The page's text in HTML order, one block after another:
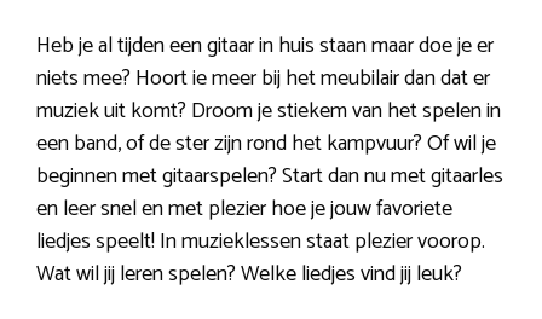
Heb je al tijden een gitaar in huis staan maar doe je er
niets mee? Hoort ie meer bij het meubilair dan dat er
muziek uit komt? Droom je stiekem van het spelen in
een band, of de ster zijn rond het kampvuur? Of wil je
beginnen met gitaarspelen? Start dan nu met gitaarles
en leer snel en met plezier hoe je jouw favoriete
liedjes speelt! In muzieklessen staat plezier voorop.
Wat wil jij leren spelen? Welke liedjes vind jij leuk?